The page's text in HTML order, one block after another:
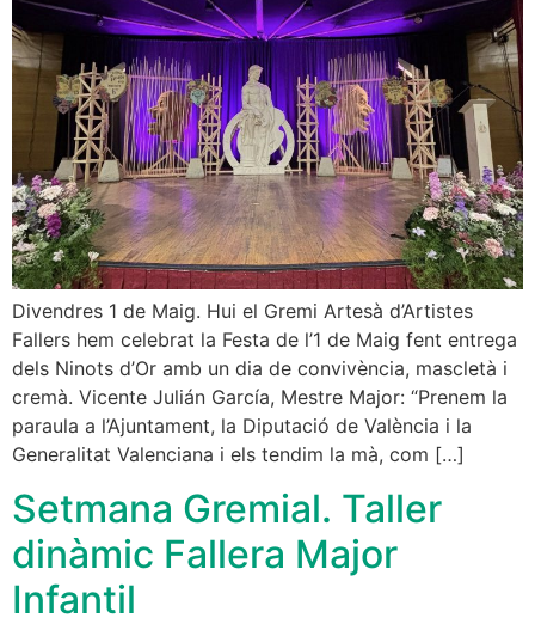
Divendres 1 de Maig. Hui el Gremi Artesà d’Artistes
Fallers hem celebrat la Festa de l’1 de Maig fent entrega
dels Ninots d’Or amb un dia de convivència, mascletà i
cremà. Vicente Julián García, Mestre Major: “Prenem la
paraula a l’Ajuntament, la Diputació de València i la
Generalitat Valenciana i els tendim la mà, com […]
Setmana Gremial. Taller
dinàmic Fallera Major
Infantil